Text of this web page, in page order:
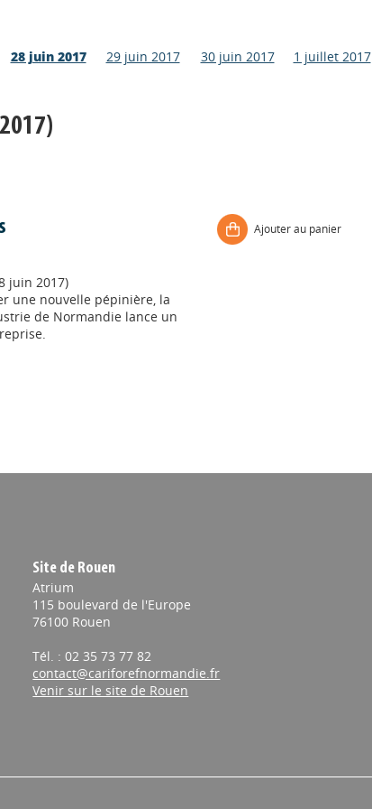
28 juin 2017 29 juin 2017 30 juin 2017 1 juillet 2017
juin 2017)
une nouvelle pépinière, la
de Normandie lance un
Ajouter au panier
Site de Rouen
Atrium
115 boulevard de l'Europe
76100 Rouen
Tél. : 02 35 73 77 82
contact@cariforefnormandie.fr
Venir sur le site de Rouen